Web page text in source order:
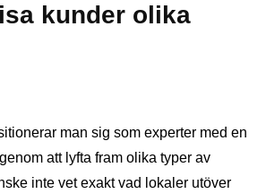
kunder olika
man sig som experter med en
att lyfta fram olika typer av
inte vet exakt vad lokaler utöver